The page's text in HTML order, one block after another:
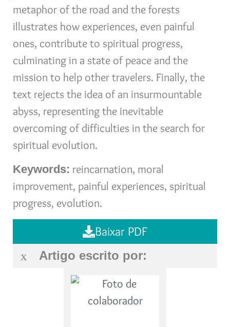
metaphor of the road and the forests
illustrates how experiences, even painful
ones, contribute to spiritual progress,
culminating in a state of peace and the
mission to help other travelers. Finally, the
text rejects the idea of ​​an insurmountable
abyss, representing the inevitable
overcoming of difficulties in the search for
spiritual evolution.
Keywords: reincarnation, moral
improvement, painful experiences, spiritual
progress, evolution.
Baixar PDF
Artigo escrito por: